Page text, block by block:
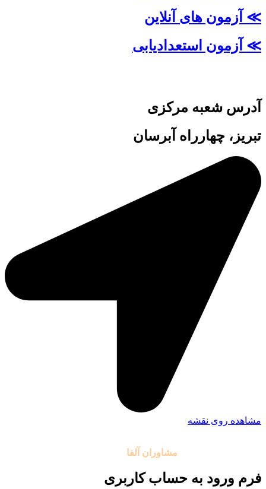
≫ آزمون های آنلاین
≫ آزمون استعدادیابی
آدرس شعبه مرکزی
تبریز، چهارراه آبرسان
مشاهده روی نقشه
مشاوران آلفا
فرم ورود به حساب کاربری